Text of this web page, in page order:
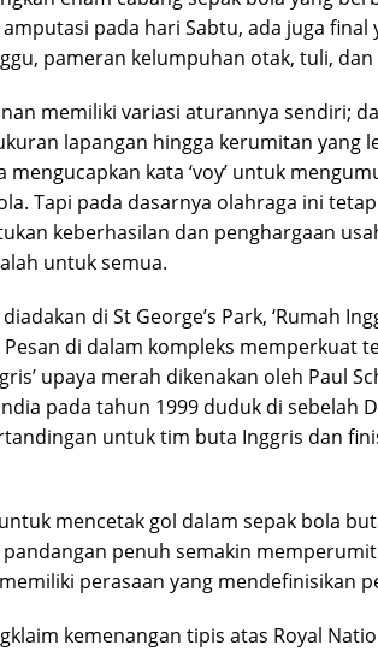
pada hari Sabtu, ada juga
pameran kelumpuhan otak, tuli,
memiliki variasi aturannya sendiri;
lapangan hingga kerumitan yang
mengucapkan kata ‘voy’ untuk
Tapi pada dasarnya olahraga ini
keberhasilan dan penghargaan
untuk semua.
di St George’s Park, ‘Rumah
di dalam kompleks memperkuat
upaya merah dikenakan oleh Paul
pada tahun 1999 duduk di sebelah
untuk tim buta Inggris dan
mencetak gol dalam sepak bola
penuh semakin
perasaan yang mendefinisikan
kemenangan tipis atas Royal